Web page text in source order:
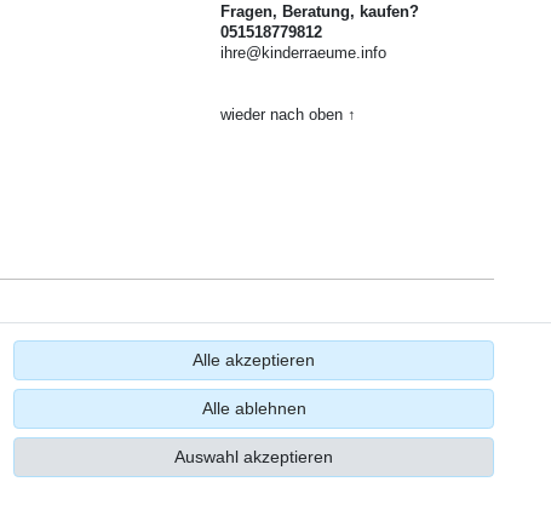
Fragen, Beratung, kaufen?
051518779812
ihre@kinderraeume.info
wieder nach oben ↑
Alle akzeptieren
Alle ablehnen
Auswahl akzeptieren